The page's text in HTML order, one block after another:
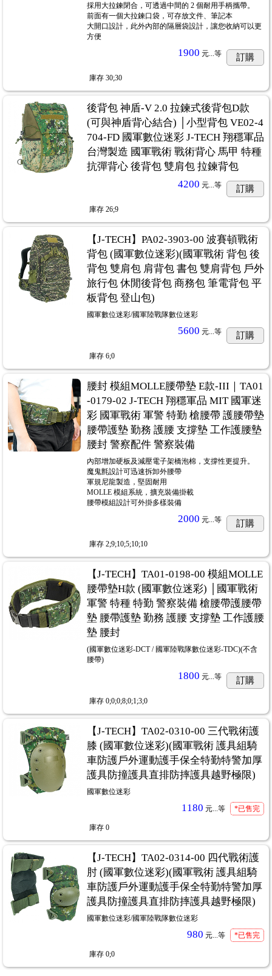
採用大拉鍊閉合，可透過中間的 2 個耐用手柄攜帶。
前面有一個大拉鍊口袋，可存放文件、筆記本
大開口設計，此外內部的隔層袋設計，讓您收納可以更
方便
1900 元... 等 訂購
庫存 30;30
後背包 神盾-V 2.0 拉鍊式後背包D款
(可與神盾背心結合) │小型背包 VE02-4
704-FD 國軍數位迷彩 J-TECH 翔穩軍品
台灣製造 國軍戰術 戰術背心 馬甲 特種
抗彈背心 後背包 雙肩包 拉鍊背包
4200 元... 等 訂購
庫存 26;9
【J-TECH】PA02-3903-00 波賽頓戰術
背包 (國軍數位迷彩)(國軍戰術 背包 後
背包 雙肩包 肩背包 書包 雙肩背包 戶外
旅行包 休閒後背包 商務包 筆電背包 平
板背包 登山包)
國軍數位迷彩/國軍陸戰隊數位迷彩
5600 元... 等 訂購
庫存 6;0
腰封 模組MOLLE腰帶墊 E款-III｜TA01
-0179-02 J-TECH 翔穩軍品 MIT 國軍迷
彩 國軍戰術 軍警 特勤 槍腰帶 護腰帶墊
腰帶護墊 勤務 護腰 支撐墊 工作護腰墊
腰封 警察配件 警察裝備
內部增加硬板及減壓電子架橋泡棉，支撐性更提升。
魔鬼氈設計可迅速拆卸外腰帶
軍規尼龍製造，堅固耐用
MOLLE 模組系統，擴充裝備掛載
腰帶模組設計可外掛多樣裝備
2000 元... 等 訂購
庫存 2;9;10;5;10;10
【J-TECH】TA01-0198-00 模組MOLLE
腰帶墊H款 (國軍數位迷彩) │國軍戰術
軍警 特種 特勤 警察裝備 槍腰帶護腰帶
墊 腰帶護墊 勤務 護腰 支撐墊 工作護腰
墊 腰封
(國軍數位迷彩-DCT / 國軍陸戰隊數位迷彩-TDC)(不含
腰帶)
1800 元... 等 訂購
庫存 0;0;0;8;0;1;3;0
【J-TECH】TA02-0310-00 三代戰術護
膝 (國軍數位迷彩)(國軍戰術 護具組騎
車防護戶外運動護手保全特勤特警加厚
護具防撞護具直排防摔護具越野極限)
國軍數位迷彩
1180 元... 等 *已售完
庫存 0
【J-TECH】TA02-0314-00 四代戰術護
肘 (國軍數位迷彩)(國軍戰術 護具組騎
車防護戶外運動護手保全特勤特警加厚
護具防撞護具直排防摔護具越野極限)
國軍數位迷彩/國軍陸戰隊數位迷彩
980 元... 等 *已售完
庫存 0;0